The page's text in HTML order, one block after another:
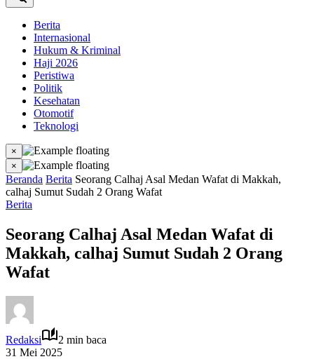
Berita
Internasional
Hukum & Kriminal
Haji 2026
Peristiwa
Politik
Kesehatan
Otomotif
Teknologi
×
×
Beranda Berita Seorang Calhaj Asal Medan Wafat di Makkah,
calhaj Sumut Sudah 2 Orang Wafat
Berita
Seorang Calhaj Asal Medan Wafat di
Makkah, calhaj Sumut Sudah 2 Orang
Wafat
Redaksi
2 min baca
31 Mei 2025